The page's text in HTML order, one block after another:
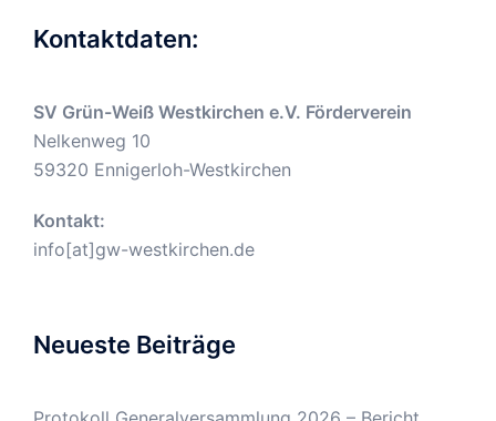
Kontaktdaten:
SV Grün-Weiß Westkirchen e.V. Förderverein
Nelkenweg 10
59320 Ennigerloh-Westkirchen
Kontakt:
info[at]gw-westkirchen.de
Neueste Beiträge